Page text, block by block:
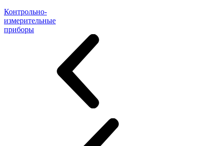
Контрольно-
измерительные
приборы